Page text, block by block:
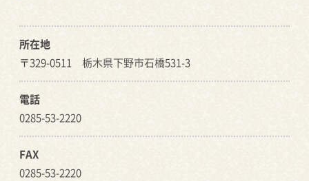
所在地
〒329-0511 栃木県下野市石橋531-3
電話
0285-53-2220
FAX
0285-53-2220